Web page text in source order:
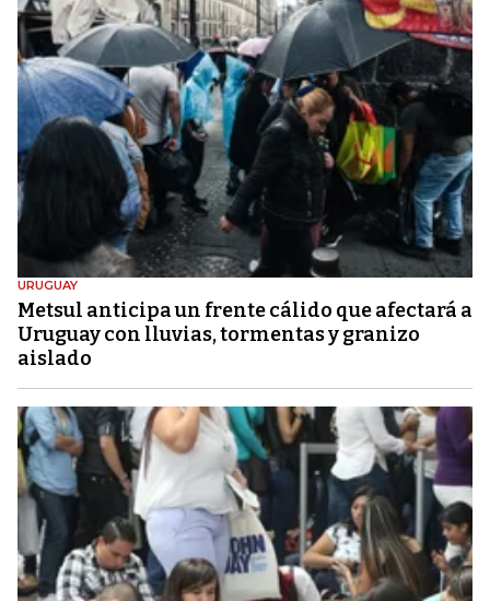
URUGUAY
Metsul anticipa un frente cálido que afectará a
Uruguay con lluvias, tormentas y granizo
aislado